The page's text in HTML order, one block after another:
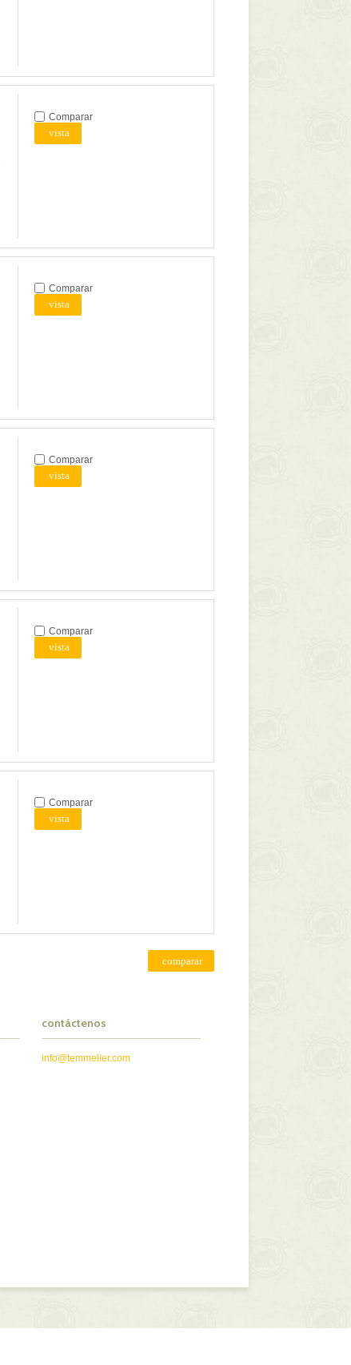
Comparar
vista
Comparar
vista
Comparar
vista
Comparar
vista
Comparar
vista
contáctenos
info@temmelier.com